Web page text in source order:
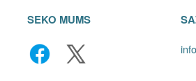
SEKO MUMS